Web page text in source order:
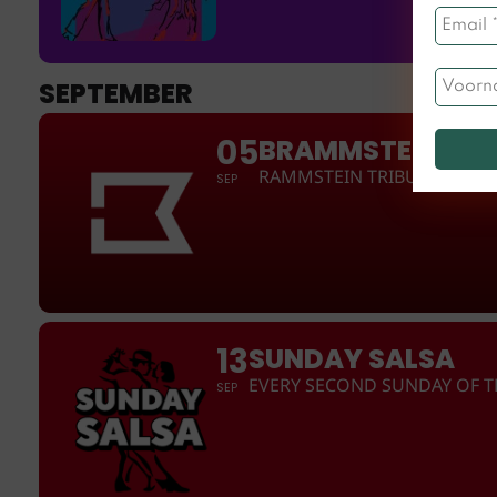
SEPTEMBER
05
SEP
BRAMMSTEIN
RAMMSTEIN TRIBUTE |
13
SEP
SUNDAY SALSA
EVERY SECOND SUNDAY OF